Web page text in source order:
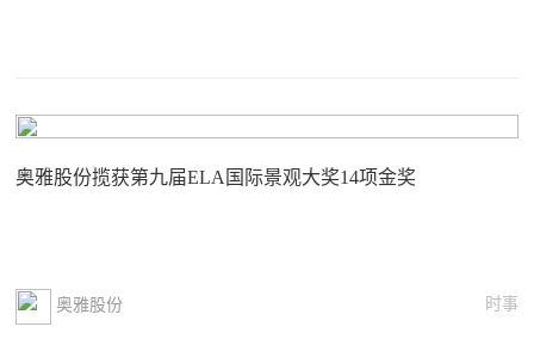
奥雅股份揽获第九届ELA国际景观大奖14项金奖
奥雅股份 时事